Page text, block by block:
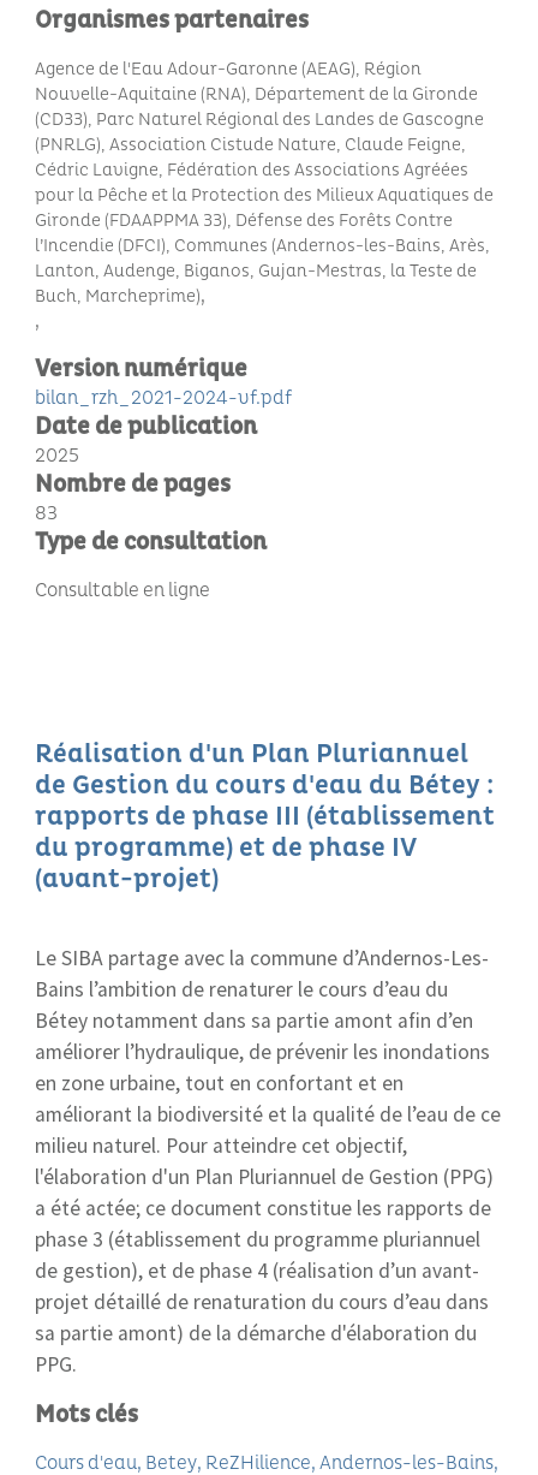
Organismes partenaires
Agence de l'Eau Adour-Garonne (AEAG), Région
Nouvelle-Aquitaine (RNA), Département de la Gironde
(CD33), Parc Naturel Régional des Landes de Gascogne
(PNRLG), Association Cistude Nature, Claude Feigne,
Cédric Lavigne, Fédération des Associations Agréées
pour la Pêche et la Protection des Milieux Aquatiques de
Gironde (FDAAPPMA 33), Défense des Forêts Contre
l’Incendie (DFCI), Communes (Andernos-les-Bains, Arès,
Lanton, Audenge, Biganos, Gujan-Mestras, la Teste de
Buch, Marcheprime)
Version numérique
bilan_rzh_2021-2024-vf.pdf
Date de publication
2025
Nombre de pages
83
Type de consultation
Consultable en ligne
Réalisation d'un Plan Pluriannuel
de Gestion du cours d'eau du Bétey :
rapports de phase III (établissement
du programme) et de phase IV
(avant-projet)
Le SIBA partage avec la commune d’Andernos-Les-
Bains l’ambition de renaturer le cours d’eau du
Bétey notamment dans sa partie amont afin d’en
améliorer l’hydraulique, de prévenir les inondations
en zone urbaine, tout en confortant et en
améliorant la biodiversité et la qualité de l’eau de ce
milieu naturel. Pour atteindre cet objectif,
l'élaboration d'un Plan Pluriannuel de Gestion (PPG)
a été actée; ce document constitue les rapports de
phase 3 (établissement du programme pluriannuel
de gestion), et de phase 4 (réalisation d’un avant-
projet détaillé de renaturation du cours d’eau dans
sa partie amont) de la démarche d'élaboration du
PPG.
Mots clés
Cours d'eau Betey ReZHilience Andernos-les-Bains